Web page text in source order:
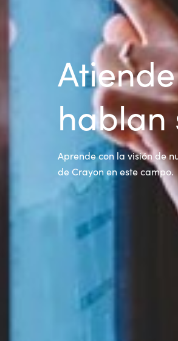
hablan
Aprende con la visión de
de Crayon en este campo.